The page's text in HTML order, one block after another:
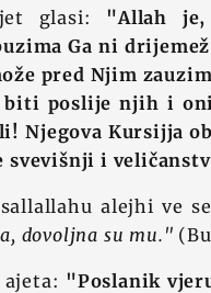
glasi: "Allah
Ga ni
pred Njim
poslije njih i oni
Njegova Kursijja
svevišnji i
alejhi ve
dovoljna su mu."
ajeta: "Poslanik